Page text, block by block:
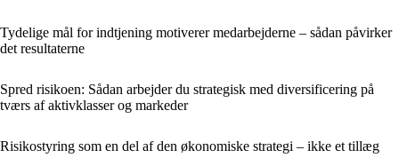
Tydelige mål for indtjening motiverer medarbejderne – sådan påvirker
det resultaterne
Spred risikoen: Sådan arbejder du strategisk med diversificering på
tværs af aktivklasser og markeder
Risikostyring som en del af den økonomiske strategi – ikke et tillæg